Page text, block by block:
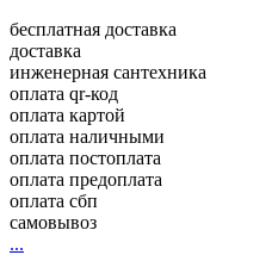
бесплатная доставка
доставка
инженерная сантехника
оплата qr-код
оплата картой
оплата наличными
оплата постоплата
оплата предоплата
оплата сбп
самовывоз
...